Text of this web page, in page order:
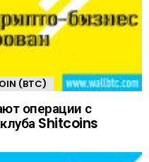
(BTC)
операции с
Shitcoins